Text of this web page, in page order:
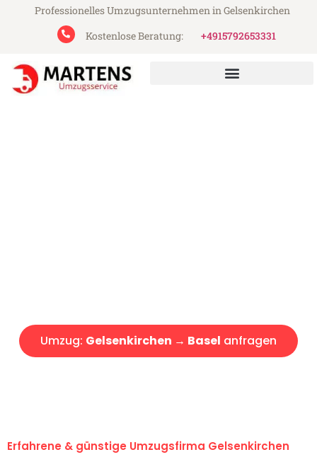
Professionelles Umzugsunternehmen in Gelsenkirchen
Kostenlose Beratung:
+4915792653331
Umzug: Gelsenkirchen → Basel anfragen
Erfahrene & günstige Umzugsfirma Gelsenkirchen